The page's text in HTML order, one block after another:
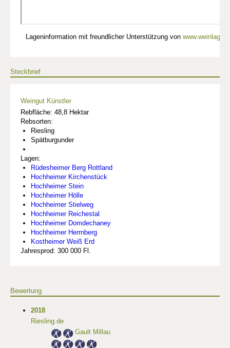
Lageninformation mit freundlicher Unterstützung von
Steckbrief
Weingut Künstler
Rebfläche: 48,8 Hektar
Rebsorten:
Riesling
Spätburgunder
Lagen:
Rüdesheimer Berg Rottland
Hochheimer Kirchenstück
Hochheimer Stein
Hochheimer Hölle
Hochheimer Stielweg
Hochheimer Reichestal
Hochheimer Domdechaney
Hochheimer Herrnberg
Kostheimer Weiß Erd
Jahresprod: 300 000 Fl.
Bewertung
2018
Riesling.de
Gault Millau